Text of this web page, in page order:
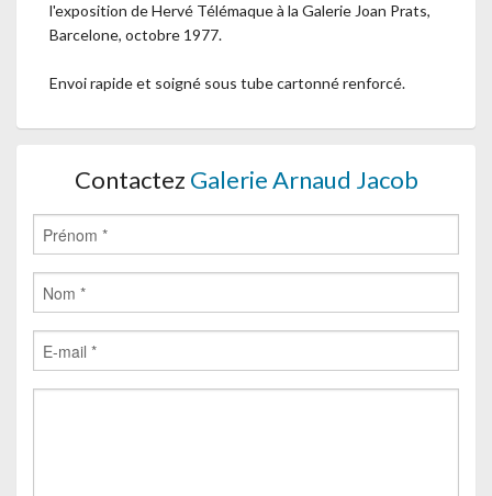
l'exposition de Hervé Télémaque à la Galerie Joan Prats,
Barcelone, octobre 1977.
Envoi rapide et soigné sous tube cartonné renforcé.
Contactez Galerie Arnaud Jacob